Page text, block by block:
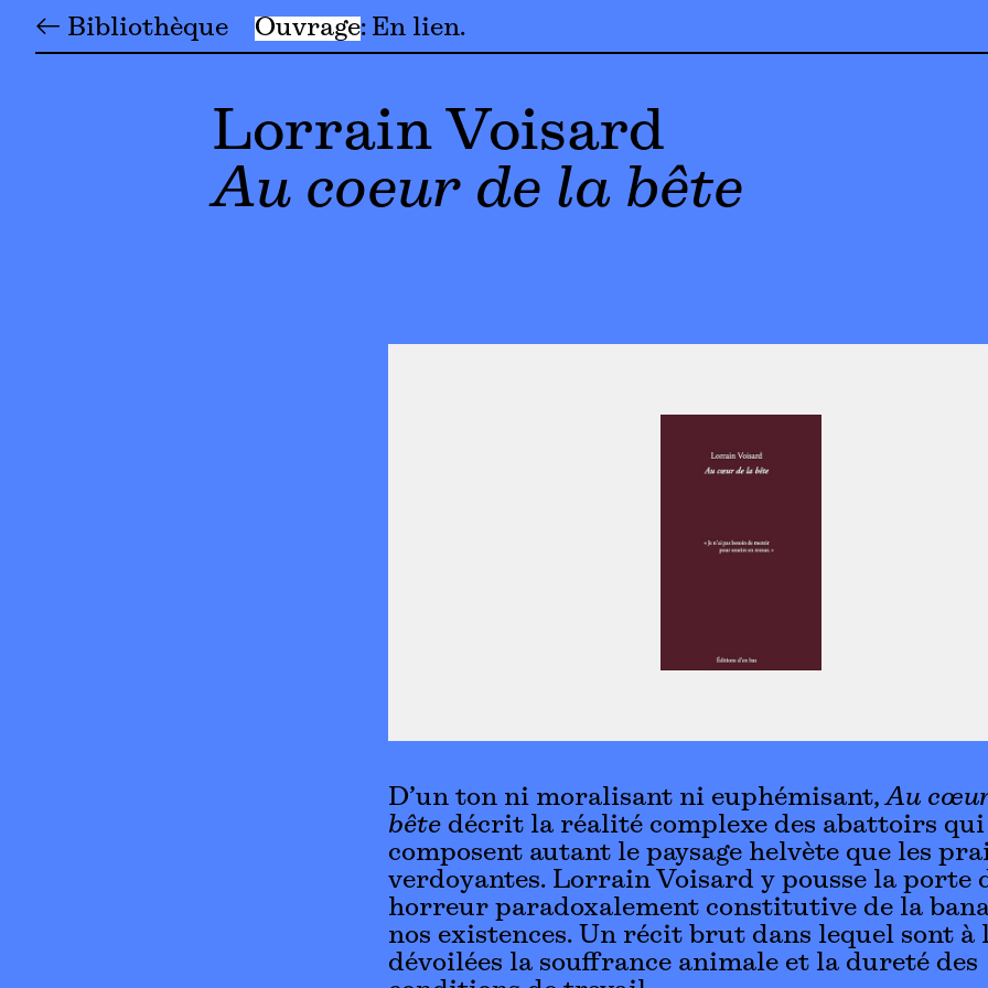
← Bibliothèque Ouvrage En lien
Lorrain Voisard
Au coeur de la bête
D’un ton ni moralisant ni euphémisant,Au
bête décrit la réalité complexe des abattoirs qui
composent autant le paysage helvète que les
verdoyantes. Lorrain Voisard y pousse la porte
horreur paradoxalement constitutive de la
nos existences. Un récit brut dans lequel sont à
dévoilées la souffrance animale et la dureté des